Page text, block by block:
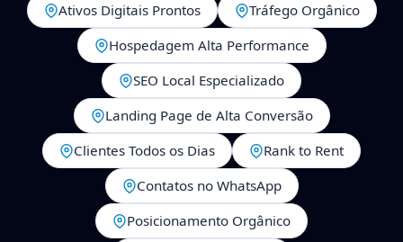
Ativos Digitais Prontos
Tráfego Orgânico
Hospedagem Alta Performance
SEO Local Especializado
Landing Page de Alta Conversão
Clientes Todos os Dias
Rank to Rent
Contatos no WhatsApp
Posicionamento Orgânico